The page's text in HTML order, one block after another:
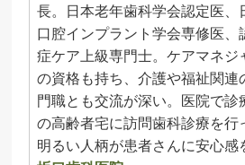
長。日本老年歯科学会認定医、
口腔インプラント学会専修医、
症ケア上級専門士。ケアマネジ
の資格も持ち、介護や福祉関連
門職とも交流が深い。医院で診
の高齢者宅に訪問歯科診療を行
明るい人柄が患者さんに安心感